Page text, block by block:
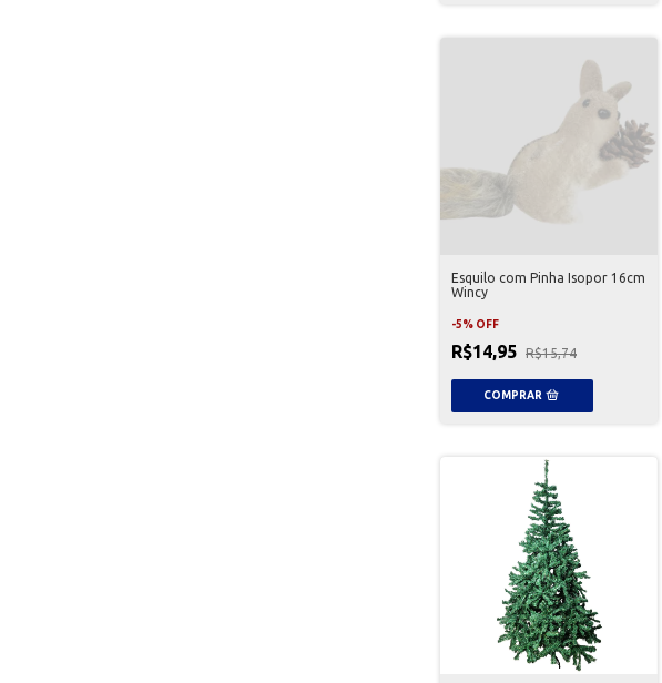
Esquilo com Pinha Isopor 16cm
Wincy
-5% OFF
R$14,95 R$15,74